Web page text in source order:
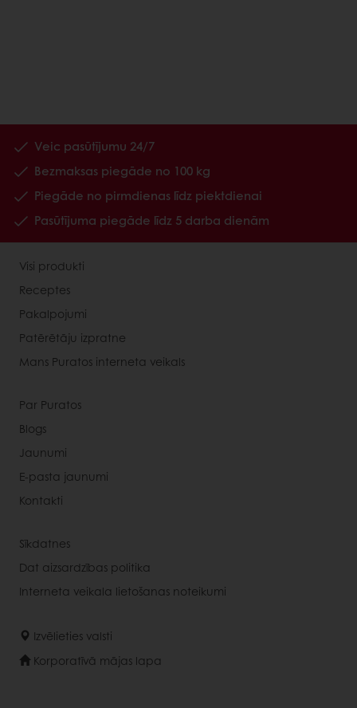
Veic pasūtījumu 24/7
Bezmaksas piegāde no 100 kg
Piegāde no pirmdienas līdz piektdienai
Pasūtījuma piegāde līdz 5 darba dienām
Visi produkti
Receptes
Pakalpojumi
Patērētāju izpratne
Mans Puratos interneta veikals
Par Puratos
Blogs
Jaunumi
E-pasta jaunumi
Kontakti
Sīkdatnes
Dat aizsardzības politika
Interneta veikala lietošanas noteikumi
Izvēlieties valsti
Korporatīvā mājas lapa